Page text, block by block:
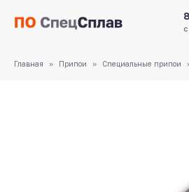
8 831 413 29 55
Главная Припои Специальные припои